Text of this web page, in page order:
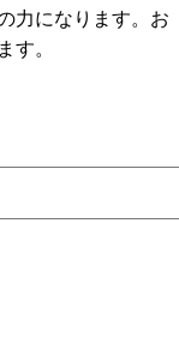
力になります。お
す。